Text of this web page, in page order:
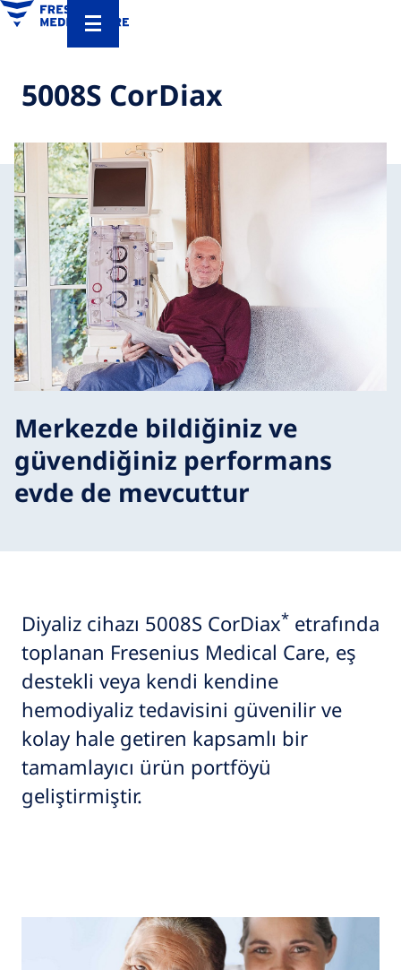
5008S CorDiax
Merkezde bildiğiniz ve
güvendiğiniz performans
evde de mevcuttur
Diyaliz cihazı 5008S CorDiax* etrafında
toplanan Fresenius Medical Care, eş
destekli veya kendi kendine
hemodiyaliz tedavisini güvenilir ve
kolay hale getiren kapsamlı bir
tamamlayıcı ürün portföyü
geliştirmiştir.